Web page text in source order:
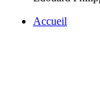
Accueil